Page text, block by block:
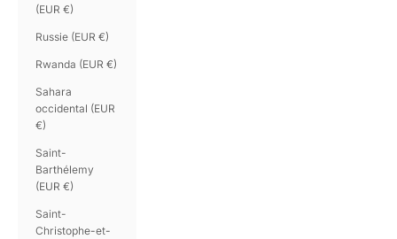
(EUR €)
Russie (EUR €)
Rwanda (EUR €)
Sahara
occidental (EUR
€)
Saint-
Barthélemy
(EUR €)
Saint-
Christophe-et-